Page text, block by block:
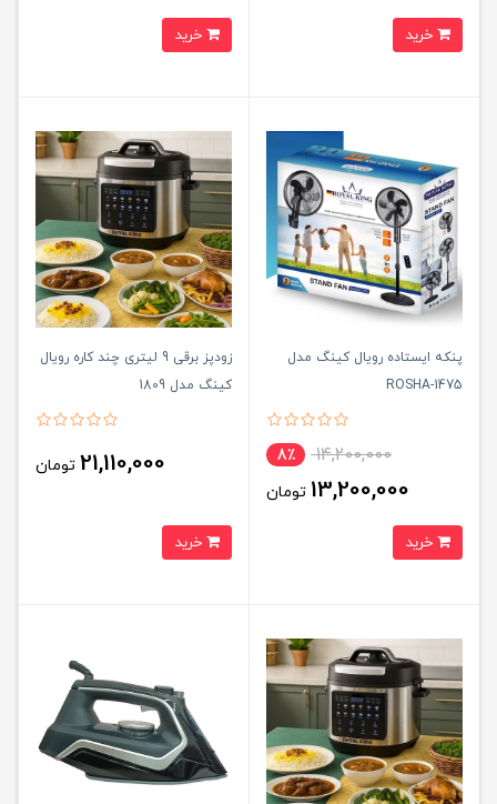
پنکه ایستاده رویال کینگ مدل
ROSHA-1475
14,200,000 8٪
13,200,000 تومان
زودپز برقی 9 لیتری چند کاره رویال
کینگ مدل 1809
21,110,000 تومان